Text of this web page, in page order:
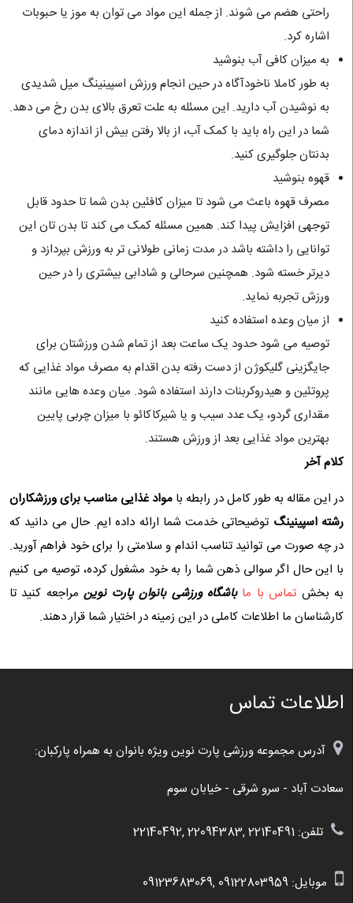
راحتی هضم می شوند. از جمله این مواد می توان به موز یا حبوبات
اشاره کرد.
به میزان کافی آب بنوشید
به طور کاملا ناخودآگاه در حین انجام ورزش اسپینینگ میل شدیدی
به نوشیدن آب دارید. این مسئله به علت تعرق بالای بدن رخ می دهد.
شما در این راه باید با کمک آب، از بالا رفتن بیش از اندازه دمای
بدنتان جلوگیری کنید.
قهوه بنوشید
مصرف قهوه باعث می شود تا میزان کافئین بدن شما تا حدود قابل
توجهی افزایش پیدا کند. همین مسئله کمک می کند تا بدن تان این
توانایی را داشته باشد در مدت زمانی طولانی تر به ورزش بپردازد و
دیرتر خسته شود. همچنین سرحالی و شادابی بیشتری را در حین
ورزش تجربه نماید.
از میان وعده استفاده کنید
توصیه می شود حدود یک ساعت بعد از تمام شدن ورزشتان برای
جایگزینی گلیکوژن از دست رفته بدن اقدام به مصرف مواد غذایی که
پروتئین و هیدروکربنات دارند استفاده شود. میان وعده هایی مانند
مقداری گردو، یک عدد سیب و یا شیرکاکائو با میزان چربی پایین
بهترین مواد غذایی بعد از ورزش هستند.
کلام آخر
در این مقاله به طور کامل در رابطه با مواد غذایی مناسب برای ورزشکاران
رشته اسپینینگ توضیحاتی خدمت شما ارائه داده ایم. حال می دانید که
در چه صورت می توانید تناسب اندام و سلامتی را برای خود فراهم آورید.
با این حال اگر سوالی ذهن شما را به خود مشغول کرده، توصیه می کنیم
به بخش تماس با ما باشگاه ورزشی بانوان پارت نوینمراجعه کنید تا
کارشناسان ما اطلاعات کاملی در این زمینه در اختیار شما قرار دهند.
اطلاعات تماس
آدرس مجموعه ورزشی پارت نوین ویژه بانوان به همراه پارکبان:
سعادت آباد - سرو شرقی - خیابان سوم
تلفن: 22140491 ,22094383 ,22140492
موبایل: 09122803959
,
09123683069